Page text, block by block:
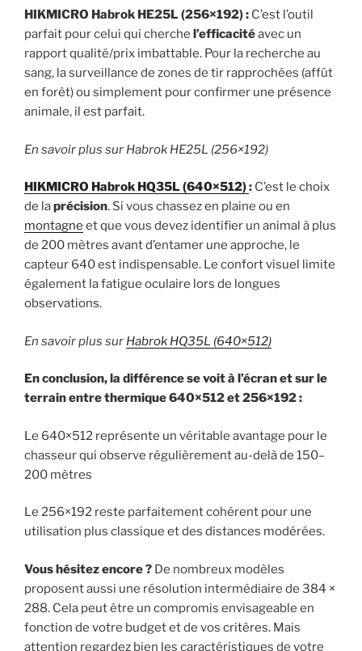
HIKMICRO Habrok HE25L (256×192) : C’est l’outil
parfait pour celui qui cherche l’efficacitéavec un
rapport qualité/prix imbattable. Pour la recherche au
sang, la surveillance de zones de tir rapprochées (affût
en forêt) ou simplement pour confirmer une présence
animale, il est parfait.
En savoir plus sur Habrok HE25L (256×192)
HIKMICRO Habrok HQ35L (640×512): C’est le choix
de laprécision. Si vous chassez en plaine ou en
montagne et que vous devez identifier un animal à plus
de 200 mètres avant d’entamer une approche, le
capteur 640 est indispensable. Le confort visuel limite
également la fatigue oculaire lors de longues
observations.
En savoir plus sur Habrok HQ35L (640×512)
En conclusion, la différence se voit à l’écran et sur le
terrain entrethermique 640×512 et 256×192:
Le 640×512 représente un véritable avantage pour le
chasseur qui observe régulièrement au-delà de 150–
200 mètres
Le 256×192 reste parfaitement cohérent pour une
utilisation plus classique et des distances modérées.
Vous hésitez encore ? De nombreux modèles
proposent aussi une résolution intermédiaire de 384 ×
288. Cela peut être un compromis envisageable en
fonction de votre budget et de vos critères. Mais
attention regardez bien les caractéristiques de votre